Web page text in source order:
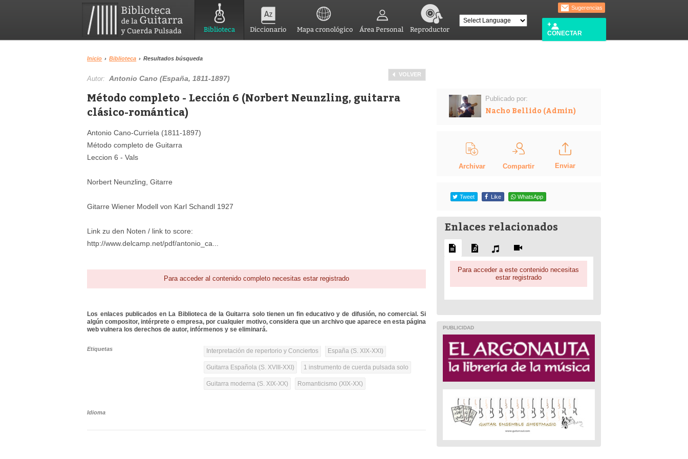
Biblioteca Diccionario Mapa cronológico Área Personal Reproductor
Sugerencias
CONECTAR
Inicio › Biblioteca › Resultados búsqueda
VOLVER
Autor:Antonio Cano (España, 1811-1897)
Método completo - Lección 6 (Norbert Neunzling, guitarra
clásico-romántica)
Antonio Cano-Curriela (1811-1897)
Método completo de Guitarra
Leccion 6 - Vals
Norbert Neunzling, Gitarre
Gitarre Wiener Modell von Karl Schandl 1927
Link zu den Noten / link to score:
http://www.delcamp.net/pdf/antonio_ca...
Para acceder al contenido completo necesitas estar registrado
Los enlaces publicados en La Biblioteca de la Guitarra solo tienen un fin educativo y de difusión, no comercial. Si
algún compositor, intérprete o empresa, por cualquier motivo, considera que un archivo que aparece en esta página
web vulnera los derechos de autor, infórmenos y se eliminará.
Etiquetas Interpretación de repertorio y Conciertos España (S. XIX-XXI)
Guitarra Española (S. XVIII-XXI) 1 instrumento de cuerda pulsada solo
Guitarra moderna (S. XIX-XX) Romanticismo (XIX-XX)
Idioma
Publicado por:
Nacho Bellido (Admin)
Archivar Compartir Enviar
Tweet Like WhatsApp
Enlaces relacionados
Para acceder a este contenido necesitas
estar registrado
PUBLICIDAD